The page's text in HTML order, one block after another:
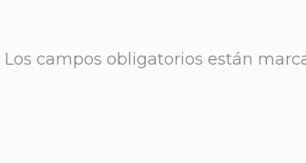
Los campos obligatorios están